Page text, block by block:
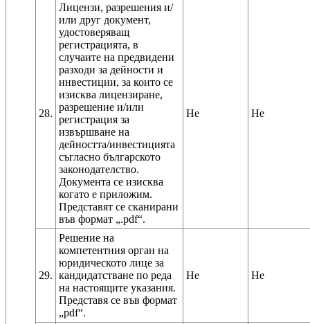
28.
Лицензи, разрешения и/
или друг документ,
удостоверяващ
регистрацията, в
случаите на предвидени
разходи за дейности и
инвестиции, за които се
изисква лицензиране,
разрешение и/или
регистрация за
извършване на
дейността/инвестицията
съгласно българското
законодателство.
Документа се изисква
когато е приложим.
Представят се сканирани
Не Не
29.
Решение на
компетентния орган на
юридическото лице за
кандидатстване по реда
на настоящите указания.
Представя се във формат
Не Не